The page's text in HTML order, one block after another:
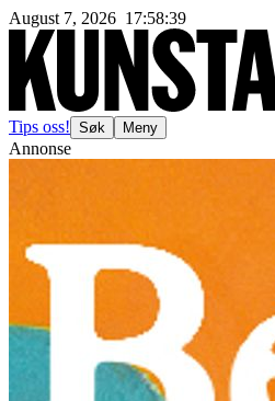
August 7, 2026 17:58:41
Tips oss! Søk Meny
Annonse